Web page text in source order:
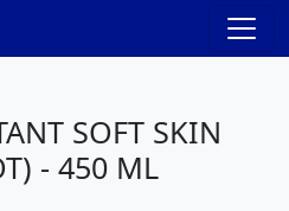
SOFT SKIN
- 450 ML